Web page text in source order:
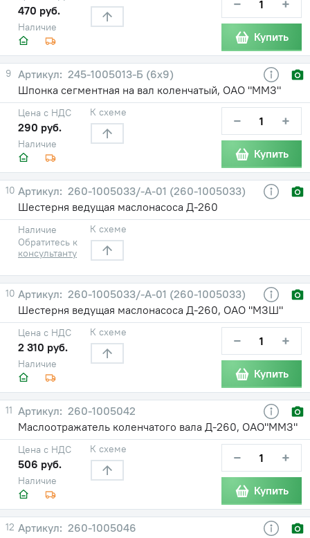
Наличие
470 руб. − +
Купить
9
245-1005013-Б (6х9)
Шпонка сегментная на вал коленчатый, ОАО "ММЗ"
Наличие
Цена с НДС
290 руб.
К схеме − +
Купить
10
260-1005033/-А-01 (260-1005033)
Шестерня ведущая маслонасоса Д-260
Наличие
Обратитесь к
консультанту
К схеме
10
260-1005033/-А-01 (260-1005033)
Шестерня ведущая маслонасоса Д-260, ОАО "МЗШ"
Наличие
Цена с НДС
2 310 руб.
К схеме − +
Купить
11
260-1005042
Маслоотражатель коленчатого вала Д-260, ОАО"ММЗ"
Наличие
Цена с НДС
506 руб.
К схеме − +
Купить
12
260-1005046